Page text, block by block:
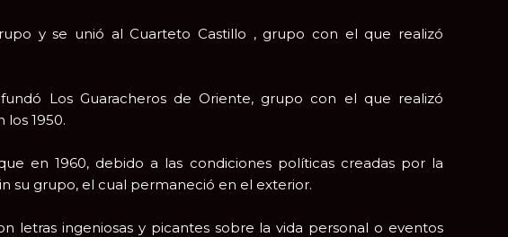
y se unió al Cuarteto Castillo , grupo con el que realizó
Los Guaracheros de Oriente, grupo con el que realizó
1950.
en 1960, debido a las condiciones políticas creadas por la
su grupo, el cual permaneció en el exterior.
letras ingeniosas y picantes sobre la vida personal o eventos